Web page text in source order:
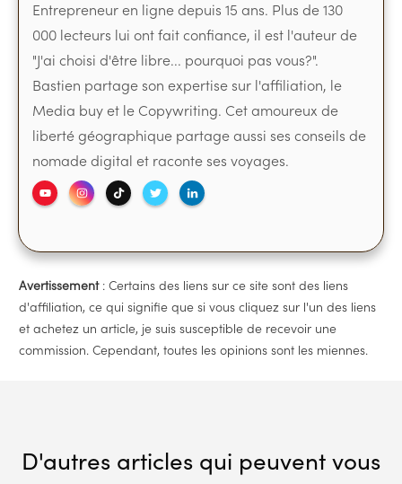
Entrepreneur en ligne depuis 15 ans. Plus de 130
000 lecteurs lui ont fait confiance, il est l'auteur de
"J'ai choisi d'être libre... pourquoi pas vous?".
Bastien partage son expertise sur l'affiliation, le
Media buy et le Copywriting. Cet amoureux de
liberté géographique partage aussi ses conseils de
nomade digital et raconte ses voyages.
Avertissement : Certains des liens sur ce site sont des liens
d'affiliation, ce qui signifie que si vous cliquez sur l'un des liens
et achetez un article, je suis susceptible de recevoir une
commission. Cependant, toutes les opinions sont les miennes.
D'autres articles qui peuvent vous